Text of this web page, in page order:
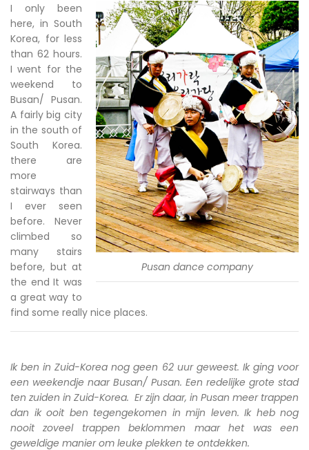
Pusan dance company
I only been
here, in South
Korea, for less
than 62 hours.
I went for the
weekend to
Busan/ Pusan.
A fairly big city
in the south of
South Korea.
there are
more
stairways than
I ever seen
before. Never
climbed so
many stairs
before, but at
the end It was
a great way to
find some really nice places.
Ik ben in Zuid-Korea nog geen 62 uur geweest. Ik ging voor
een weekendje naar Busan/ Pusan. Een redelijke grote stad
ten zuiden in Zuid-Korea. Er zijn daar, in Pusan meer trappen
dan ik ooit ben tegengekomen in mijn leven. Ik heb nog
nooit zoveel trappen beklommen maar het was een
geweldige manier om leuke plekken te ontdekken.